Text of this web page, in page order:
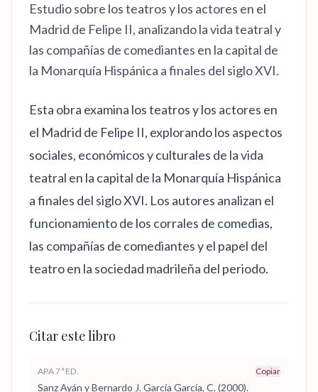
Estudio sobre los teatros y los actores en el
Madrid de Felipe II, analizando la vida teatral y
las compañías de comediantes en la capital de
la Monarquía Hispánica a finales del siglo XVI.
Esta obra examina los teatros y los actores en
el Madrid de Felipe II, explorando los aspectos
sociales, económicos y culturales de la vida
teatral en la capital de la Monarquía Hispánica
a finales del siglo XVI. Los autores analizan el
funcionamiento de los corrales de comedias,
las compañías de comediantes y el papel del
teatro en la sociedad madrileña del periodo.
Citar este libro
APA 7ª ED. Copiar
Sanz Ayán y Bernardo J. García García, C. (2000).